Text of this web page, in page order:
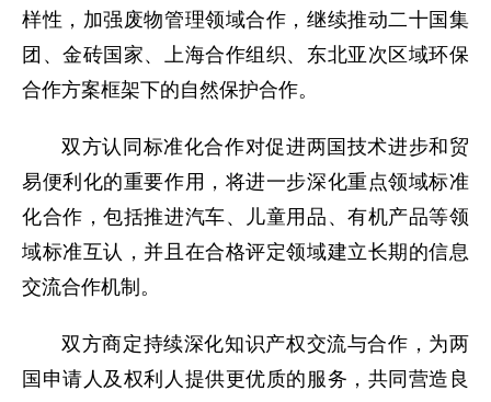
样性，加强废物管理领域合作，继续推动二十国集
团、金砖国家、上海合作组织、东北亚次区域环保
合作方案框架下的自然保护合作。
双方认同标准化合作对促进两国技术进步和贸
易便利化的重要作用，将进一步深化重点领域标准
化合作，包括推进汽车、儿童用品、有机产品等领
域标准互认，并且在合格评定领域建立长期的信息
交流合作机制。
双方商定持续深化知识产权交流与合作，为两
国申请人及权利人提供更优质的服务，共同营造良